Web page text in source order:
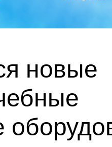
новые